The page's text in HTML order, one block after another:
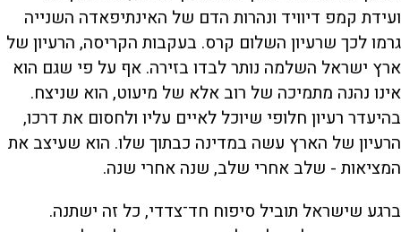
ועידת קמפ דיוויד ונהרות הדם של האינתיפאדה השנייה
גרמו לכך שרעיון השלום קרס. בעקבות הקריסה, הרעיון של
ארץ ישראל השלמה נותר לבדו בזירה. אף על פי שגם הוא
אינו נהנה מתמיכה של רוב אלא של מיעוט, הוא שניצח.
בהיעדר רעיון חלופי שיוכל לאיים עליו ולחסום את דרכו,
הרעיון של הארץ עשה במדינה כבתוך שלו. הוא שעיצב את
המציאות - שלב אחרי שלב, שנה אחרי שנה.
ברגע שישראל תוביל סיפוח חד־צדדי, כל זה ישתנה.